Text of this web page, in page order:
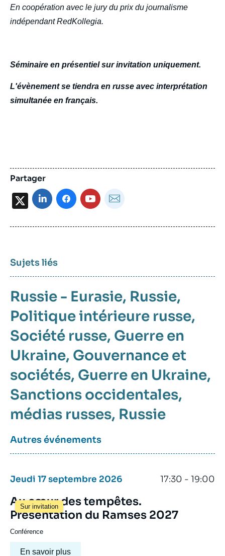
En coopération avec le jury du prix du journalisme
indépendant RedKollegia.
Séminaire en présentiel sur invitation uniquement.
L'évènement se tiendra en russe avec interprétation
simultanée en français.
Partager
X
Sujets liés
Russie - Eurasie Russie
Politique intérieure russe
Société russe Guerre en
Ukraine Gouvernance et
sociétés Guerre en Ukraine
Sanctions occidentales
médias russes Russie
Autres événements
Jeudi 17 septembre 2026 17:30 - 19:00
Sur invitation
Au cœur des tempêtes.
Présentation du Ramses 2027
Conférence
En savoir plus